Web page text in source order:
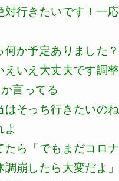
対行きたいです！一
何か予定ありました？
えいえ大丈夫です調
言ってる
はそっち行きたいの
よ
たら「でもまだコロ
調崩したら大変だよ